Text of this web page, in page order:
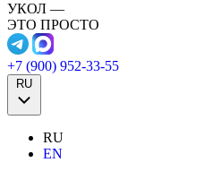
УКОЛ —
ЭТО ПРОСТО
+7 (900) 952-33-55
RU
RU
EN